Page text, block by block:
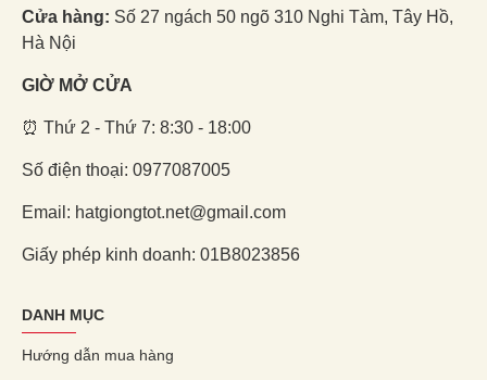
Cửa hàng: Số 27 ngách 50 ngõ 310 Nghi Tàm, Tây Hồ,
Hà Nội
GIỜ MỞ CỬA
⏰ Thứ 2 - Thứ 7: 8:30 - 18:00
Số điện thoại: 0977087005
Email: hatgiongtot.net@gmail.com
Giấy phép kinh doanh: 01B8023856
DANH MỤC
Hướng dẫn mua hàng